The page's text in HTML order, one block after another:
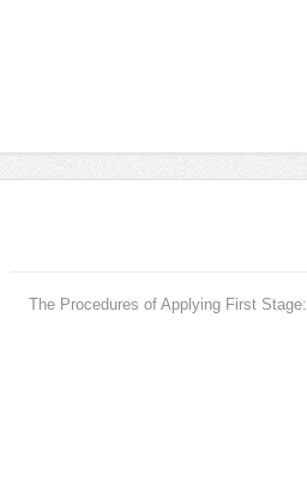
The Procedures of Applying First